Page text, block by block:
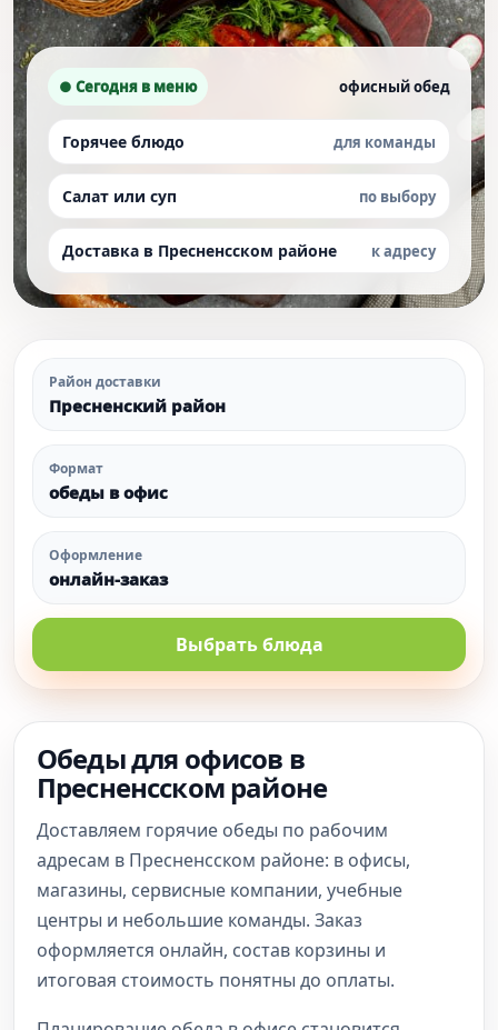
● Сегодня в меню офисный обед
Горячее блюдо для команды
Салат или суп по выбору
Доставка в Пресненсском районе к адресу
Район доставки
Пресненский район
Формат
обеды в офис
Оформление
онлайн-заказ
Выбрать блюда
Обеды для офисов в
Пресненсском районе
Доставляем горячие обеды по рабочим
адресам в Пресненсском районе: в офисы,
магазины, сервисные компании, учебные
центры и небольшие команды. Заказ
оформляется онлайн, состав корзины и
итоговая стоимость понятны до оплаты.